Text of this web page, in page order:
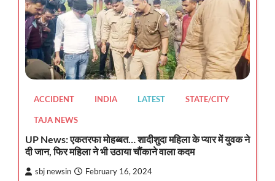
ACCIDENT INDIA LATEST STATE/CITY
TAJA NEWS
UP News: एकतरफा मोहब्बत… शादीशुदा महिला के प्यार में युवक ने
दी जान, फिर महिला ने भी उठाया चौंकाने वाला कदम
sbj newsin February 16, 2024